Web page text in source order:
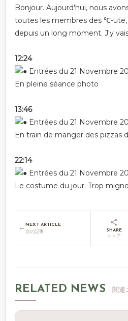
Bonjour. Aujourd'hui, nous
toutes les membres des ℃-
depuis un long moment. J'y
12:24
En pleine séance photo
13:46
En train de manger des pizzas
22:14
Le costume du jour. Trop
← NEXT ARTICLE
次の記事
SHARE
シェア
RELATED NEWS 関連